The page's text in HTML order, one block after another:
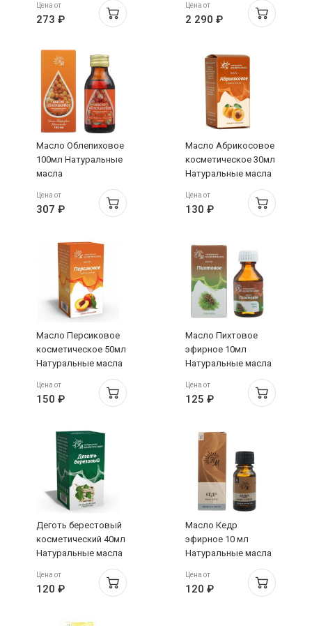
Цена от
273 ₽
Цена от
2 290 ₽
Масло Облепиховое
100мл Натуральные
масла
Цена от
307 ₽
Масло Абрикосовое
косметическое 30мл
Натуральные масла
Цена от
130 ₽
Масло Персиковое
косметическое 50мл
Натуральные масла
Цена от
150 ₽
Масло Пихтовое
эфирное 10мл
Натуральные масла
Цена от
125 ₽
Деготь берестовый
косметический 40мл
Натуральные масла
Цена от
120 ₽
Масло Кедр
эфирное 10 мл
Натуральные масла
Цена от
120 ₽